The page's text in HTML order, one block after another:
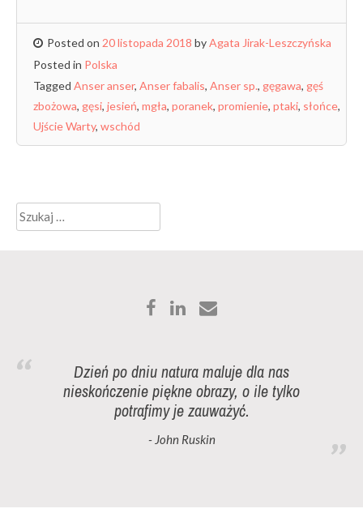
Posted on 20 listopada 2018 byAgata Jirak-Leszczyńska
Posted in Polska
Tagged Anser anser, Anser fabalis, Anser sp., gęgawa, gęś
zbożowa, gęsi, jesień, mgła, poranek, promienie, ptaki, słońce,
Ujście Warty, wschód
Szukaj:
Dzień po dniu natura maluje dla nas
nieskończenie piękne obrazy, o ile tylko
potrafimy je zauważyć.
- John Ruskin